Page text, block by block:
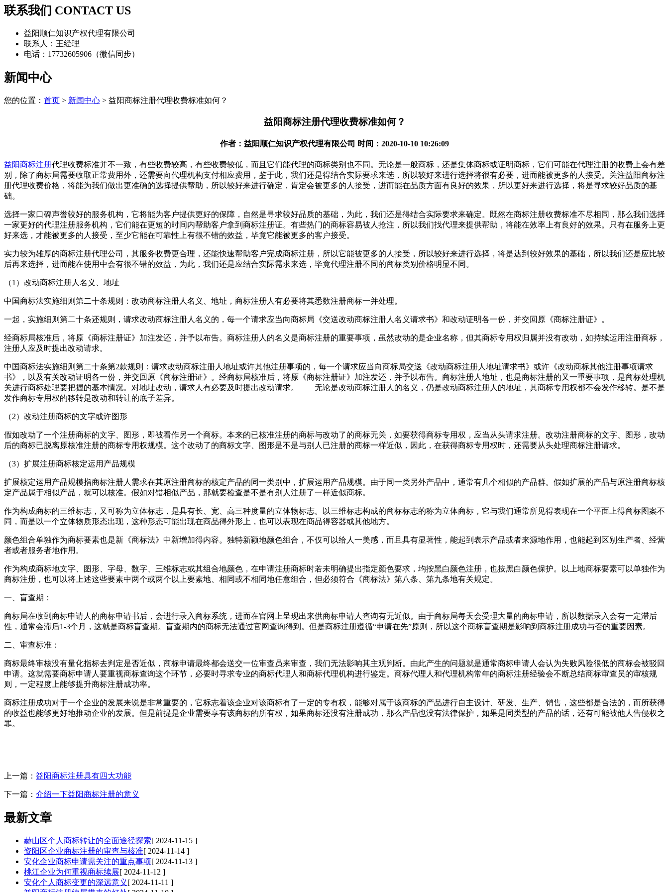
联系我们 CONTACT US
益阳顺仁知识产权代理有限公司
联系人：王经理
电话：17732605906（微信同步）
新闻中心
您的位置： 首页 > 新闻中心 > 益阳商标注册代理收费标准如何？
益阳商标注册代理收费标准如何？
作者：益阳顺仁知识产权代理有限公司 时间：2020-10-10 10:26:09
益阳商标注册代理收费标准并不一致，有些收费较高，有些收费较低，而且它们能代理的商标类别也不同。无论是一般商标，还是集体商标或证明商标，它们可能在代理注册的收费上会有差
别，除了商标局需要收取正常费用外，还需要向代理机构支付相应费用，鉴于此，我们还是得结合实际要求来选，所以较好来进行选择将很有必要，进而能被更多的人接受。关注益阳商标注
册代理收费价格，将能为我们做出更准确的选择提供帮助，所以较好来进行确定，肯定会被更多的人接受，进而能在品质方面有良好的效果，所以更好来进行选择，将是寻求较好品质的基
础。
选择一家口碑声誉较好的服务机构，它将能为客户提供更好的保障，自然是寻求较好品质的基础，为此，我们还是得结合实际要求来确定。既然在商标注册收费标准不尽相同，那么我们选择
一家更好的代理注册服务机构，它们能在更短的时间内帮助客户拿到商标注册证。有些热门的商标容易被人抢注，所以我们找代理来提供帮助，将能在效率上有良好的效果。只有在服务上更
好来选，才能被更多的人接受，至少它能在可靠性上有很不错的效益，毕竟它能被更多的客户接受。
实力较为雄厚的商标注册代理公司，其服务收费更合理，还能快速帮助客户完成商标注册，所以它能被更多的人接受，所以较好来进行选择，将是达到较好效果的基础，所以我们还是应比较
后再来选择，进而能在使用中会有很不错的效益，为此，我们还是应结合实际需求来选，毕竟代理注册不同的商标类别价格明显不同。
（1）改动商标注册人名义、地址
中国商标法实施细则第二十条规则：改动商标注册人名义、地址，商标注册人有必要将其悉数注册商标一并处理。
一起，实施细则第二十条还规则，请求改动商标注册人名义的，每一个请求应当向商标局《交送改动商标注册人名义请求书》和改动证明各一份，并交回原《商标注册证》。
经商标局核准后，将原《商标注册证》加注发还，并予以布告。商标注册人的名义是商标注册的重要事项，虽然改动的是企业名称，但其商标专用权归属并没有改动，如持续运用注册商标，
注册人应及时提出改动请求。
中国商标法实施细则第二十条第2款规则：请求改动商标注册人地址或许其他注册事项的，每一个请求应当向商标局交送《改动商标注册人地址请求书》或许《改动商标其他注册事项请求
书》，以及有关改动证明各一份，并交回原《商标注册证》。经商标局核准后，将原《商标注册证》加注发还，并予以布告。商标注册人地址，也是商标注册的又一重要事项，是商标处理机
关进行商标处理要把握的基本情况。对地址改动，请求人有必要及时提出改动请求。 无论是改动商标注册人的名义，仍是改动商标注册人的地址，其商标专用权都不会发作移转。是不是
发作商标专用权的移转是改动和转让的底子差异。
（2）改动注册商标的文字或许图形
假如改动了一个注册商标的文字、图形，即被看作另一个商标。本来的已核准注册的商标与改动了的商标无关，如要获得商标专用权，应当从头请求注册。改动注册商标的文字、图形，改动
后的商标已脱离原核准注册的商标专用权规模。这个改动了的商标文字、图形是不是与别人已注册的商标一样近似，因此，在获得商标专用权时，还需要从头处理商标注册请求。
（3）扩展注册商标核定运用产品规模
扩展核定运用产品规模指商标注册人需求在其原注册商标的核定产品的同一类别中，扩展运用产品规模。由于同一类另外产品中，通常有几个相似的产品群。假如扩展的产品与原注册商标核
定产品属于相似产品，就可以核准。假如对错相似产品，那就要检查是不是有别人注册了一样近似商标。
作为构成商标的三维标志，又可称为立体标志，是具有长、宽、高三种度量的立体物标志。以三维标志构成的商标标志的称为立体商标，它与我们通常所见得表现在一个平面上得商标图案不
同，而是以一个立体物质形态出现，这种形态可能出现在商品得外形上，也可以表现在商品得容器或其他地方。
颜色组合单独作为商标要素也是新《商标法》中新增加得内容。独特新颖地颜色组合，不仅可以给人一美感，而且具有显著性，能起到表示产品或者来源地作用，也能起到区别生产者、经营
者或者服务者地作用。
作为构成商标地文字、图形、字母、数字、三维标志或其组合地颜色，在申请注册商标时若未明确提出指定颜色要求，均按黑白颜色注册，也按黑白颜色保护。以上地商标要素可以单独作为
商标注册，也可以将上述这些要素中两个或两个以上要素地、相同或不相同地任意组合，但必须符合《商标法》第八条、第九条地有关规定。
一、盲查期：
商标局在收到商标申请人的商标申请书后，会进行录入商标系统，进而在官网上呈现出来供商标申请人查询有无近似。由于商标局每天会受理大量的商标申请，所以数据录入会有一定滞后
性，通常会滞后1-3个月，这就是商标盲查期。盲查期内的商标无法通过官网查询得到。但是商标注册遵循“申请在先”原则，所以这个商标盲查期是影响到商标注册成功与否的重要因素。
二、审查标准：
商标最终审核没有量化指标去判定是否近似，商标申请最终都会送交一位审查员来审查，我们无法影响其主观判断。由此产生的问题就是通常商标申请人会认为失败风险很低的商标会被驳回
申请。这就需要商标申请人要重视商标查询这个环节，必要时寻求专业的商标代理人和商标代理机构进行鉴定。商标代理人和代理机构常年的商标注册经验会不断总结商标审查员的审核规
则，一定程度上能够提升商标注册成功率。
商标注册成功对于一个企业的发展来说是非常重要的，它标志着该企业对该商标有了一定的专有权，能够对属于该商标的产品进行自主设计、研发、生产、销售，这些都是合法的，而所获得
的收益也能够更好地推动企业的发展。但是前提是企业需要享有该商标的所有权，如果商标还没有注册成功，那么产品也没有法律保护，如果是同类型的产品的话，还有可能被他人告侵权之
罪。
上一篇： 益阳商标注册具有四大功能
下一篇： 介绍一下益阳商标注册的意义
最新文章
赫山区个人商标转让的全面途径探索[ 2024-11-15 ]
资阳区企业商标注册的审查与核准[ 2024-11-14 ]
安化企业商标申请需关注的重点事项[ 2024-11-13 ]
桃江企业为何重视商标续展[ 2024-11-12 ]
安化个人商标变更的深远意义 [ 2024-11-11 ]